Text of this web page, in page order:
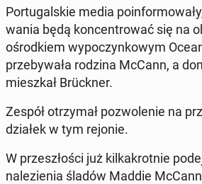
Por­tu­gal­skie media
wa­nia będą kon­cen­tro­wać się na
ośrod­kiem wy­po­czyn­ko­wym
prze­by­wa­ła rodzina McCann, a
miesz­kał Brück­ner.
Zespół otrzy­mał po­zwo­le­nie na
działek w tym rejonie.
W prze­szło­ści już kil­ka­krot­nie
na­le­zie­nia śladów Maddie